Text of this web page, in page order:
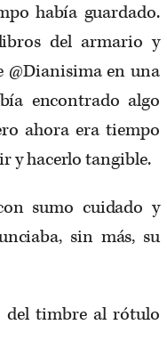
había guardado.
del armario y
en una
encontrado algo
ahora era tiempo
y hacerlo tangible.
sumo cuidado y
sin más, su
del timbre al rótulo